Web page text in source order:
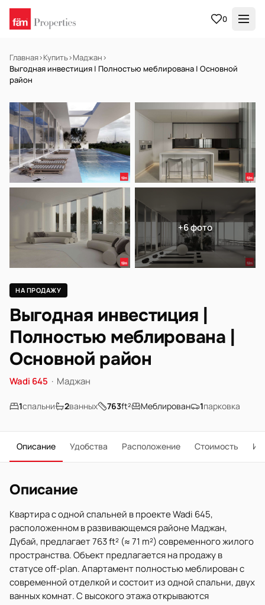
0
Главная›Купить›Маджан›
Выгодная инвестиция | Полностью меблирована | Основной
район
НА ПРОДАЖУ Off-plan
+6 фото
НА ПРОДАЖУ
Выгодная инвестиция |
Полностью меблирована |
Основной район
Wadi 645 · Маджан
1спальни 2ванных 763ft² Меблирован 1парковка
Описание Удобства Расположение Стоимость
Описание
Квартира с одной спальней в проекте Wadi 645,
расположенном в развивающемся районе Маджан,
Дубай, предлагает 763 ft² (≈ 71 m²) современного жилого
пространства. Объект предлагается на продажу в
статусе off-plan. Апартамент полностью меблирован с
современной отделкой и состоит из одной спальни, двух
ванных комнат. С высокого этажа открываются